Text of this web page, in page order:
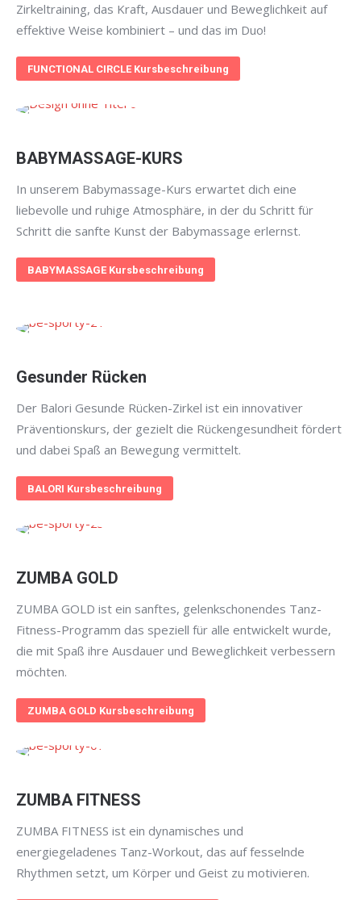
Zirkeltraining, das Kraft, Ausdauer und Beweglichkeit auf
effektive Weise kombiniert – und das im Duo!
FUNCTIONAL CIRCLE Kursbeschreibung
BABYMASSAGE-KURS
In unserem Babymassage-Kurs erwartet dich eine
liebevolle und ruhige Atmosphäre, in der du Schritt für
Schritt die sanfte Kunst der Babymassage erlernst.
BABYMASSAGE Kursbeschreibung
Gesunder Rücken
Der Balori Gesunde Rücken-Zirkel ist ein innovativer
Präventionskurs, der gezielt die Rückengesundheit fördert
und dabei Spaß an Bewegung vermittelt.
BALORI Kursbeschreibung
ZUMBA GOLD
ZUMBA GOLD ist ein sanftes, gelenkschonendes Tanz-
Fitness-Programm das speziell für alle entwickelt wurde,
die mit Spaß ihre Ausdauer und Beweglichkeit verbessern
möchten.
ZUMBA GOLD Kursbeschreibung
ZUMBA FITNESS
ZUMBA FITNESS ist ein dynamisches und
energiegeladenes Tanz-Workout, das auf fesselnde
Rhythmen setzt, um Körper und Geist zu motivieren.